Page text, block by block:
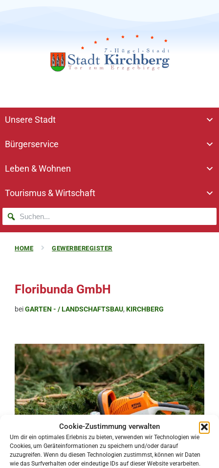
Cookie-Zustimmung verwalten
Um dir ein optimales Erlebnis zu bieten, verwenden wir Technologien wie
Cookies, um Geräteinformationen zu speichern und/oder darauf
zuzugreifen. Wenn du diesen Technologien zustimmst, können wir Daten
wie das Surfverhalten oder eindeutige IDs auf dieser Website verarbeiten.
Unsere Stadt
Bürgerservice
Leben & Wohnen
Tourismus & Wirtschaft
HOME GEWERBEREGISTER
Floribunda GmbH
beiGARTEN - / LANDSCHAFTSBAU, KIRCHBERG